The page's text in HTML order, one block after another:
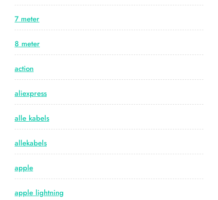
7 meter
8 meter
action
aliexpress
alle kabels
allekabels
apple
apple lightning